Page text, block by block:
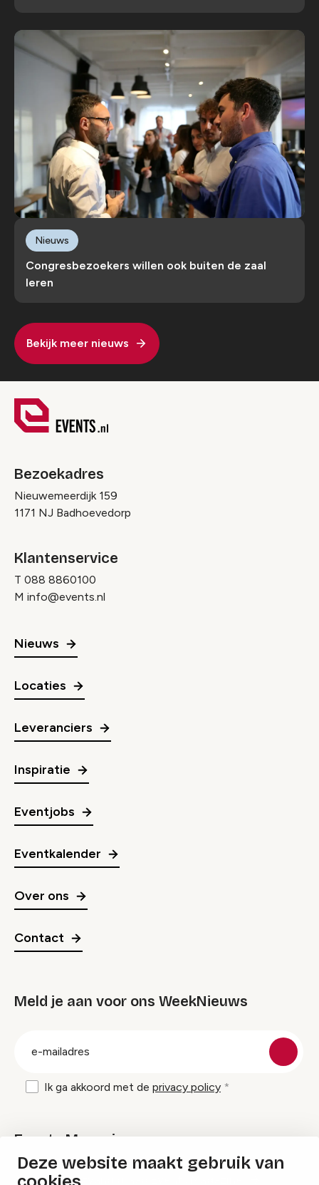
Deze website maakt gebruik van
Congresbezoekers willen ook buiten de zaal
leren
Nieuws
Bekijk meer nieuws
Bezoekadres
Nieuwemeerdijk 159
1171 NJ Badhoevedorp
Klantenservice
T 088 8860100
M info@events.nl
Nieuws
Locaties
Leveranciers
Inspiratie
Eventjobs
Eventkalender
Over ons
Contact
Meld je aan voor ons WeekNieuws
Ik ga akkoord met de privacy policy
Events Magazine
Ik ontvang graag Events Magazine